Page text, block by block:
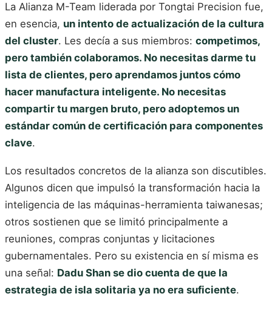
La Alianza M-Team liderada por Tongtai Precision fue,
en esencia, un intento de actualización de la cultura
del cluster. Les decía a sus miembros: competimos,
pero también colaboramos. No necesitas darme tu
lista de clientes, pero aprendamos juntos cómo
hacer manufactura inteligente. No necesitas
compartir tu margen bruto, pero adoptemos un
estándar común de certificación para componentes
clave.
Los resultados concretos de la alianza son discutibles.
Algunos dicen que impulsó la transformación hacia la
inteligencia de las máquinas-herramienta taiwanesas;
otros sostienen que se limitó principalmente a
reuniones, compras conjuntas y licitaciones
gubernamentales. Pero su existencia en sí misma es
una señal: Dadu Shan se dio cuenta de que la
estrategia de isla solitaria ya no era suficiente.